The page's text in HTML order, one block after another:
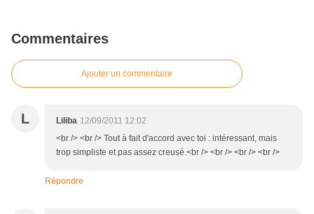
Commentaires
Ajouter un commentaire
L Liliba 12/09/2011 12:02
<br /> <br /> Tout à fait d'accord avec toi : intéressant, mais
trop simpliste et pas assez creusé.<br /> <br /> <br /> <br />
Répondre